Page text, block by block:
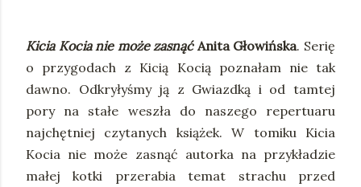
Kicia Kocia nie może zasnąćAnita Głowińska. Serię
o przygodach z Kicią Kocią poznałam nie tak
dawno. Odkryłyśmy ją z Gwiazdką i od tamtej
pory na stałe weszła do naszego repertuaru
najchętniej czytanych książek. W tomiku Kicia
Kocia nie może zasnąć autorka na przykładzie
małej kotki przerabia temat strachu przed